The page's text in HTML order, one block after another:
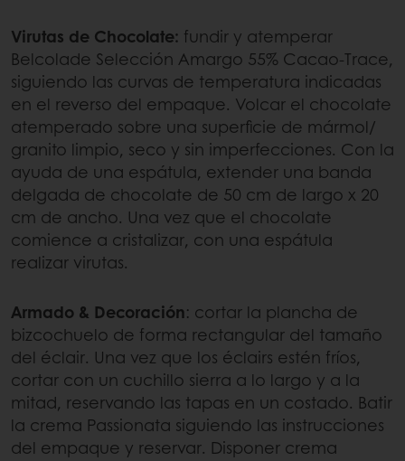
Virutas de Chocolate: fundir y atemperar
Belcolade Selección Amargo 55% Cacao-Trace,
siguiendo las curvas de temperatura indicadas
en el reverso del empaque. Volcar el chocolate
atemperado sobre una superficie de mármol/
granito limpio, seco y sin imperfecciones. Con la
ayuda de una espátula, extender una banda
delgada de chocolate de 50 cm de largo x 20
cm de ancho. Una vez que el chocolate
comience a cristalizar, con una espátula
realizar virutas.
Armado & Decoración: cortar la plancha de
bizcochuelo de forma rectangular del tamaño
del éclair. Una vez que los éclairs estén fríos,
cortar con un cuchillo sierra a lo largo y a la
mitad, reservando las tapas en un costado. Batir
la crema Passionata siguiendo las instrucciones
del empaque y reservar. Disponer crema